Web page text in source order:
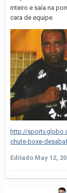
inteiro e saía na
cara de equipe.
http://
chute-boxe-
Editado May 12,